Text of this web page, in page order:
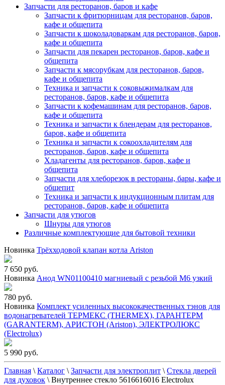
Запчасти для ресторанов, баров и кафе
Запчасти к фритюрницам для ресторанов, баров,
кафе и общепита
Запчасти к шоколадоваркам для ресторанов, баров,
кафе и общепита
Запчасти для пекарен ресторанов, баров, кафе и
общепита
Запчасти к мясорубкам для ресторанов, баров,
кафе и общепита
Техника и запчасти к соковыжималкам для
ресторанов, баров, кафе и общепита
Запчасти к кофемашинам для ресторанов, баров,
кафе и общепита
Техника и запчасти к блендерам для ресторанов,
баров, кафе и общепита
Техника и запчасти к сокоохладителям для
ресторанов, баров, кафе и общепита
Хладагенты для ресторанов, баров, кафе и
общепита
Запчасти для хлеборезок в рестораны, бары, кафе и
общепит
Техника и запчасти к индукционным плитам для
ресторанов, баров, кафе и общепита
Запчасти для утюгов
Шнуры для утюгов
Различные комплектующие для бытовой техники
Новинка Трёхходовой клапан котла Ariston
7 650 руб.
Новинка Анод WN01100410 магниевый с резьбой М6 узкий
780 руб.
Новинка Комплект усиленных высококачественных тэнов для
водонагревателей ТЕРМЕКС (THERMEX), ГАРАНТЕРМ
(GARANTERM), АРИСТОН (Ariston), ЭЛЕКТРОЛЮКС
(Electrolux)
5 990 руб.
Главная \ Каталог \ Запчасти для электроплит \ Стекла дверей
для духовок \ Внутреннее стекло 5616616016 Electrolux